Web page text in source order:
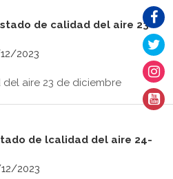
de calidad del aire 23-
2023
aire 23 de diciembre
de lcalidad del aire 24-
2023